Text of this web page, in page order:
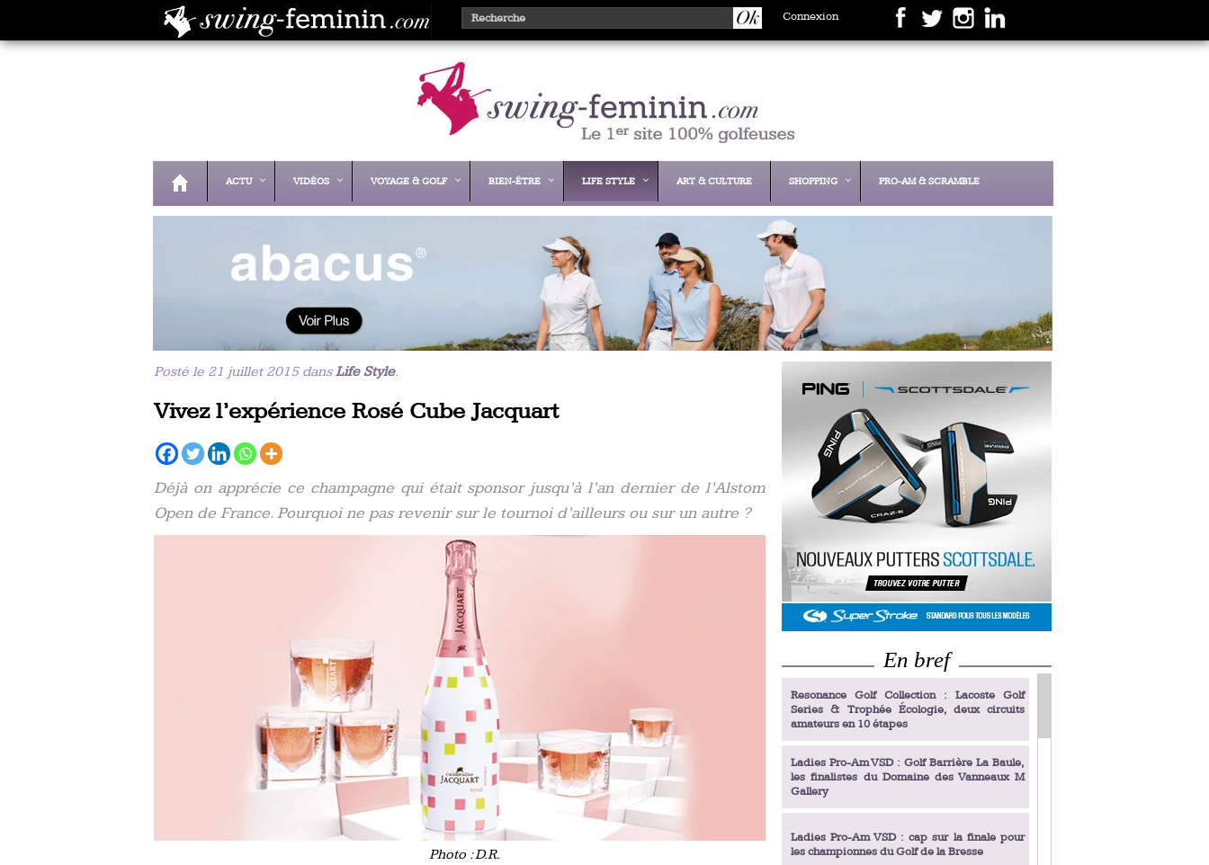
Connexion
ACTU VIDÉOS VOYAGE & GOLF BIEN-ÊTRE LIFE STYLE ART & CULTURE SHOPPING PRO-AM & SCRAMBLE
Posté le 21 juillet 2015 dansLife Style.
Vivez l’expérience Rosé Cube Jacquart
Déjà on apprécie ce champagne qui était sponsor jusqu’à l’an dernier de l’Alstom
Open de France. Pourquoi ne pas revenir sur le tournoi d’ailleurs ou sur un autre ?
Photo : D.R.
En bref
Resonance Golf Collection : Lacoste Golf
Series & Trophée Écologie, deux circuits
amateurs en 10 étapes
Ladies Pro-Am VSD : Golf Barrière La Baule,
les finalistes du Domaine des Vanneaux M
Gallery
Ladies Pro-Am VSD : cap sur la finale pour
les championnes du Golf de la Bresse